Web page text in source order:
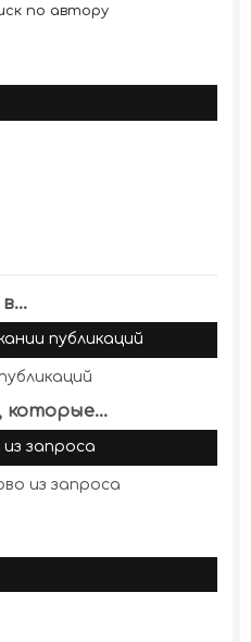
по автору
публикаций
которые...
запроса
из запроса